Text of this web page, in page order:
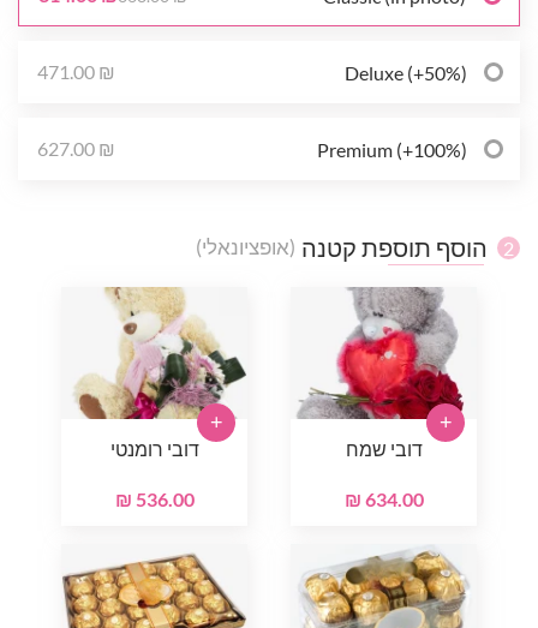
Deluxe (+50%)
471.00 ₪
Premium (+100%)
627.00 ₪
2 הוסף תוספת קטנה (אופציונאלי)
דובי שמח
634.00 ₪
+
דובי רומנטי
536.00 ₪
+